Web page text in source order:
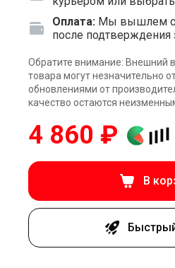
Оплата: Мы вышлем
после
Обратите внимание: Внешний
товара могут незначительно
обновлениями от
качество остаются
4 860 ₽
В